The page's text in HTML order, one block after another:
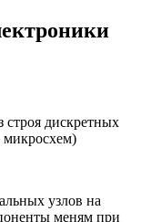
дискретных
микросхем)
узлов на
меням при